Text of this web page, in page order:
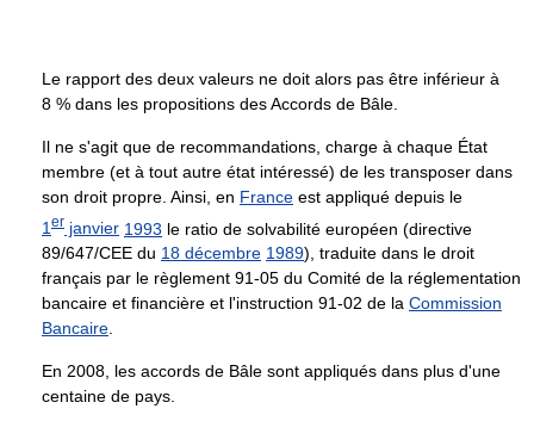
Le rapport des deux valeurs ne doit alors pas être inférieur à
8 % dans les propositions des Accords de Bâle.
Il ne s'agit que de recommandations, charge à chaque État
membre (et à tout autre état intéressé) de les transposer dans
son droit propre. Ainsi, en France est appliqué depuis le
1er janvier 1993 le ratio de solvabilité européen (directive
89/647/CEE du 18 décembre 1989), traduite dans le droit
français par le règlement 91-05 du Comité de la réglementation
bancaire et financière et l'instruction 91-02 de la Commission
Bancaire.
En 2008, les accords de Bâle sont appliqués dans plus d'une
centaine de pays.